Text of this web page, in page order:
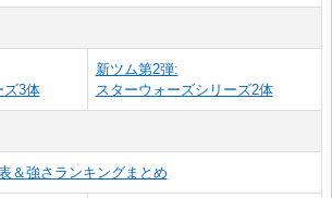
ズ3体
新ツム第2弾:
スターウォーズシリーズ2体
＆強さランキングまとめ